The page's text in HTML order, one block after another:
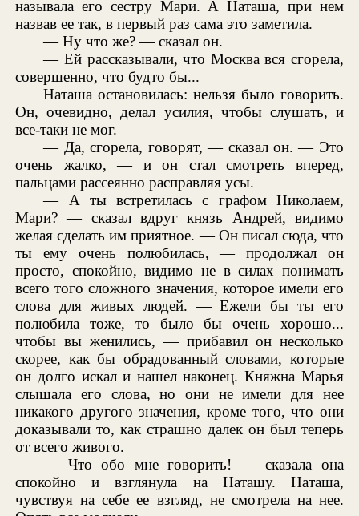
называла его сестру Мари. А Наташа, при нем
назвав ее так, в первый раз сама это заметила.
— Ну что же? — сказал он.
— Ей рассказывали, что Москва вся сгорела,
совершенно, что будто бы...
Наташа остановилась: нельзя было говорить.
Он, очевидно, делал усилия, чтобы слушать, и
все-таки не мог.
— Да, сгорела, говорят, — сказал он. — Это
очень жалко, — и он стал смотреть вперед,
пальцами рассеянно расправляя усы.
— А ты встретилась с графом Николаем,
Мари? — сказал вдруг князь Андрей, видимо
желая сделать им приятное. — Он писал сюда, что
ты ему очень полюбилась, — продолжал он
просто, спокойно, видимо не в силах понимать
всего того сложного значения, которое имели его
слова для живых людей. — Ежели бы ты его
полюбила тоже, то было бы очень хорошо...
чтобы вы женились, — прибавил он несколько
скорее, как бы обрадованный словами, которые
он долго искал и нашел наконец. Княжна Марья
слышала его слова, но они не имели для нее
никакого другого значения, кроме того, что они
доказывали то, как страшно далек он был теперь
от всего живого.
— Что обо мне говорить! — сказала она
спокойно и взглянула на Наташу. Наташа,
чувствуя на себе ее взгляд, не смотрела на нее.